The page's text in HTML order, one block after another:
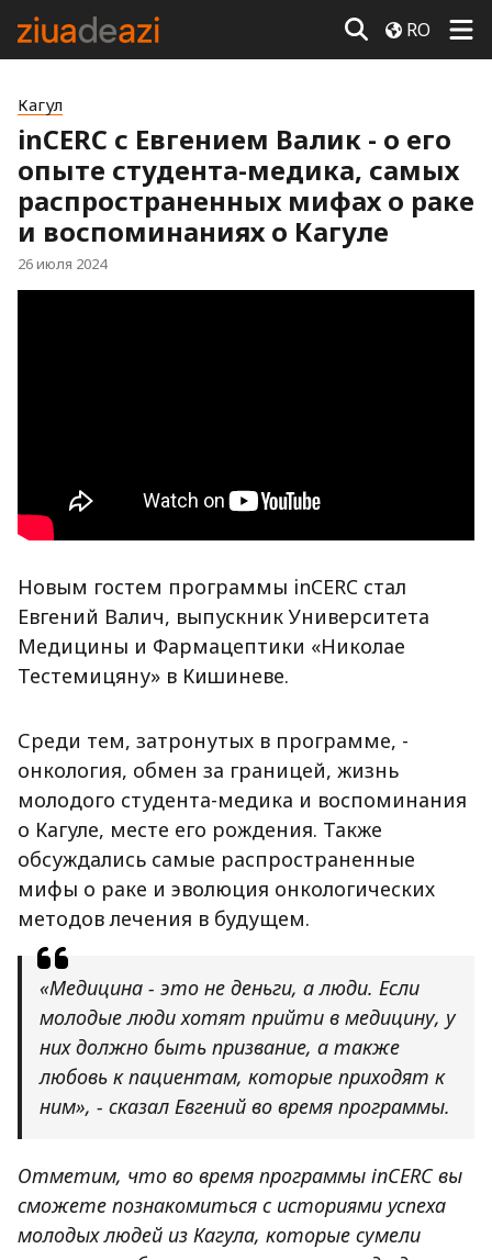
RO
Кагул
inCERC с Евгением Валик - о его
опыте студента-медика, самых
распространенных мифах о раке
и воспоминаниях о Кагуле
26 июля 2024
Новым гостем программы inCERC стал
Евгений Валич, выпускник Университета
Медицины и Фармацептики «Николае
Тестемицяну» в Кишиневе.
Среди тем, затронутых в программе, -
онкология, обмен за границей, жизнь
молодого студента-медика и воспоминания
о Кагуле, месте его рождения. Также
обсуждались самые распространенные
мифы о раке и эволюция онкологических
методов лечения в будущем.
«Медицина - это не деньги, а люди. Если
молодые люди хотят прийти в медицину, у
них должно быть призвание, а также
любовь к пациентам, которые приходят к
ним», - сказал Евгений во время программы.
Отметим, что во время программы inCERC вы
сможете познакомиться с историями успеха
молодых людей из Кагула, которые сумели